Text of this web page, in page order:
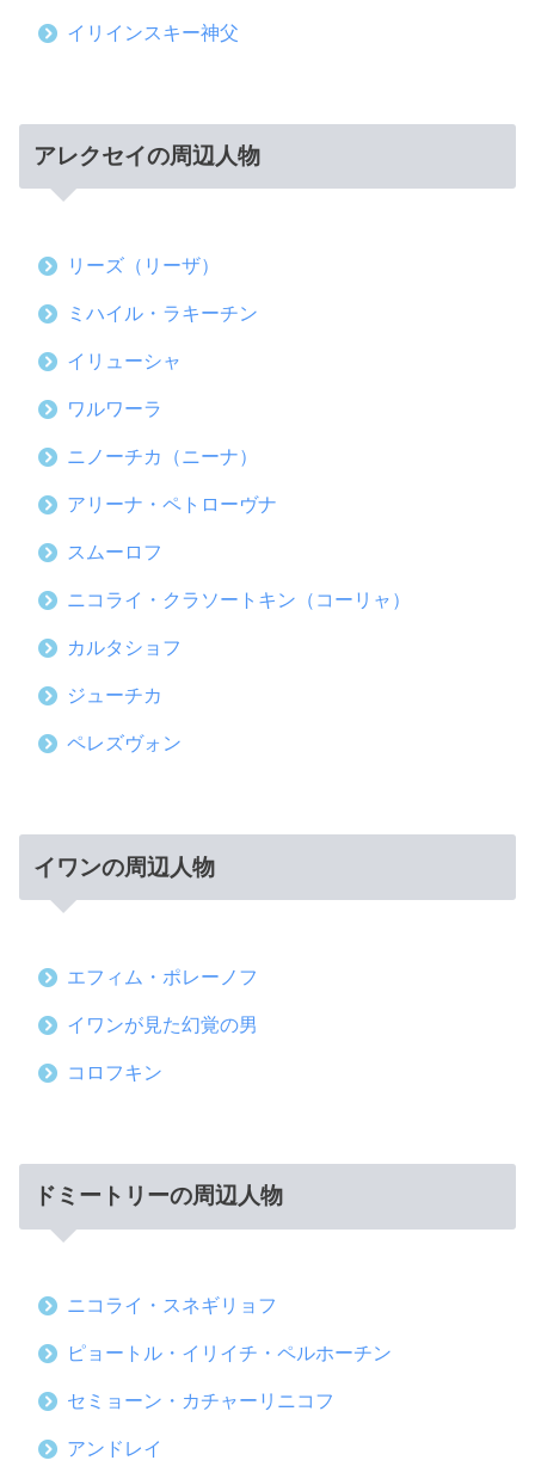
イリインスキー神父
アレクセイの周辺人物
リーズ（リーザ）
ミハイル・ラキーチン
イリューシャ
ワルワーラ
ニノーチカ（ニーナ）
アリーナ・ペトローヴナ
スムーロフ
ニコライ・クラソートキン（コーリャ）
カルタショフ
ジューチカ
ペレズヴォン
イワンの周辺人物
エフィム・ポレーノフ
イワンが見た幻覚の男
コロフキン
ドミートリーの周辺人物
ニコライ・スネギリョフ
ピョートル・イリイチ・ペルホーチン
セミョーン・カチャーリニコフ
アンドレイ